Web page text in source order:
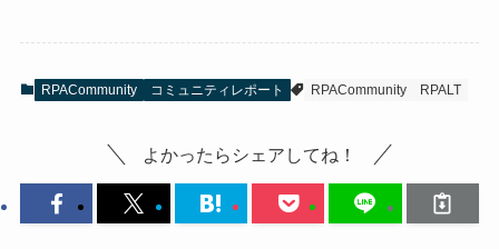
RPACommunity コミュニティレポート RPACommunity RPALT
よかったらシェアしてね！